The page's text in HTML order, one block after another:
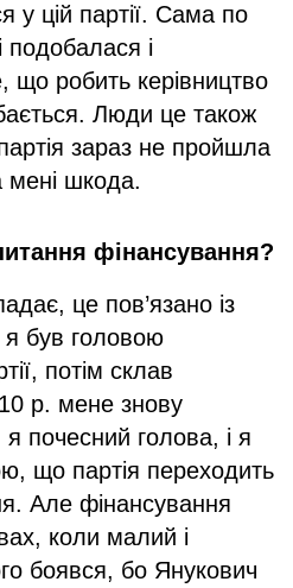
у цій партії. Сама по
подобалася і
що робить керівництво
Люди це також
зараз не пройшла
мені шкода.
фінансування?
це пов’язано із
був головою
потім склав
р. мене знову
я почесний голова, і я
що партія переходить
Але фінансування
коли малий і
боявся, бо Янукович